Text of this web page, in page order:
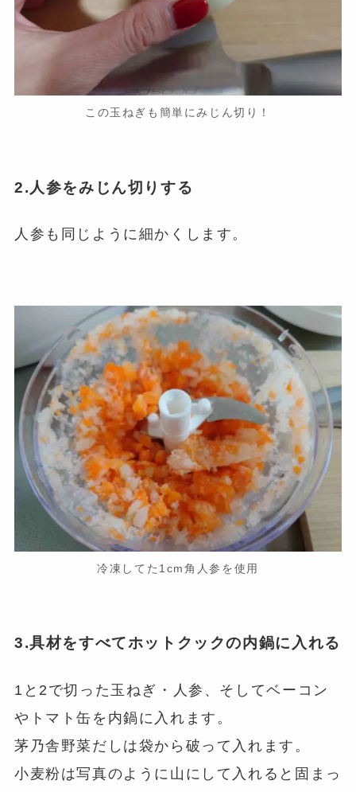
この玉ねぎも簡単にみじん切り！
2.人参をみじん切りする
人参も同じように細かくします。
冷凍してた1cm角人参を使用
3.具材をすべてホットクックの内鍋に入れる
1と2で切った玉ねぎ・人参、そしてベーコン
やトマト缶を内鍋に入れます。
茅乃舎野菜だしは袋から破って入れます。
小麦粉は写真のように山にして入れると固まっ